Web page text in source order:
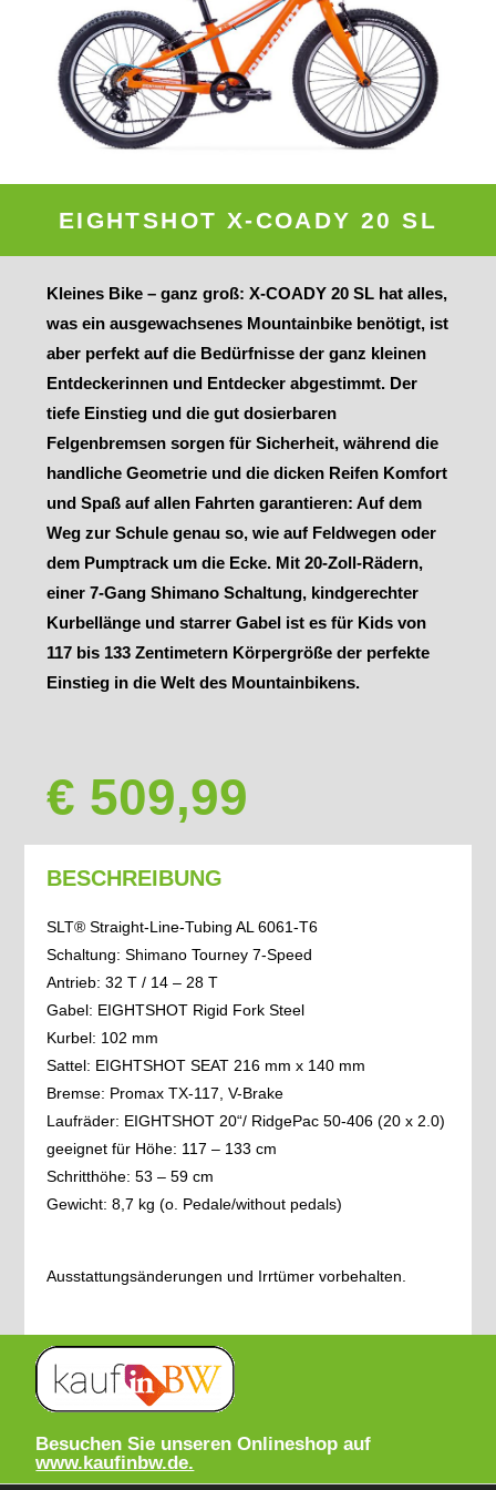
EIGHTSHOT X-COADY 20 SL
Kleines Bike – ganz groß: X-COADY 20 SL hat alles,
was ein ausgewachsenes Mountainbike benötigt, ist
aber perfekt auf die Bedürfnisse der ganz kleinen
Entdeckerinnen und Entdecker abgestimmt. Der
tiefe Einstieg und die gut dosierbaren
Felgenbremsen sorgen für Sicherheit, während die
handliche Geometrie und die dicken Reifen Komfort
und Spaß auf allen Fahrten garantieren: Auf dem
Weg zur Schule genau so, wie auf Feldwegen oder
dem Pumptrack um die Ecke. Mit 20-Zoll-Rädern,
einer 7-Gang Shimano Schaltung, kindgerechter
Kurbellänge und starrer Gabel ist es für Kids von
117 bis 133 Zentimetern Körpergröße der perfekte
Einstieg in die Welt des Mountainbikens.
€ 509,99
BESCHREIBUNG
SLT® Straight-Line-Tubing AL 6061-T6
Schaltung: Shimano Tourney 7-Speed
Antrieb: 32 T / 14 – 28 T
Gabel: EIGHTSHOT Rigid Fork Steel
Kurbel: 102 mm
Sattel: EIGHTSHOT SEAT 216 mm x 140 mm
Bremse: Promax TX-117, V-Brake
Laufräder: EIGHTSHOT 20“/ RidgePac 50-406 (20 x 2.0)
geeignet für Höhe: 117 – 133 cm
Schritthöhe: 53 – 59 cm
Gewicht: 8,7 kg (o. Pedale/without pedals)
Ausstattungsänderungen und Irrtümer vorbehalten.
Besuchen Sie unseren Onlineshop auf
www.kaufinbw.de.